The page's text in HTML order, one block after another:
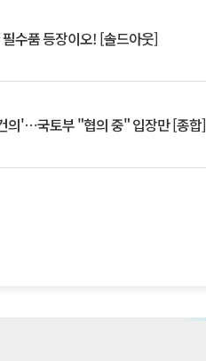
수품 등장이오! [솔드아웃]
의'⋯국토부 "협의 중" 입장만 [종합]